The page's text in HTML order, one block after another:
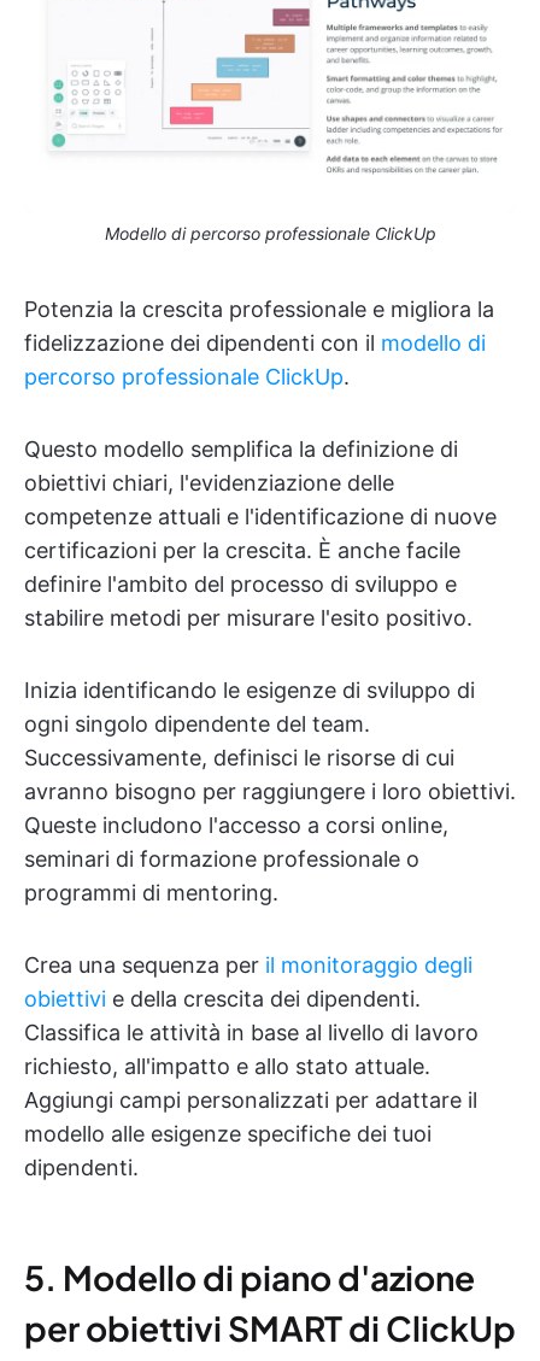
Modello di percorso professionale ClickUp
Potenzia la crescita professionale e migliora la
fidelizzazione dei dipendenti con il modello di
percorso professionale ClickUp.
Questo modello semplifica la definizione di
obiettivi chiari, l'evidenziazione delle
competenze attuali e l'identificazione di nuove
certificazioni per la crescita. È anche facile
definire l'ambito del processo di sviluppo e
stabilire metodi per misurare l'esito positivo.
Inizia identificando le esigenze di sviluppo di
ogni singolo dipendente del team.
Successivamente, definisci le risorse di cui
avranno bisogno per raggiungere i loro obiettivi.
Queste includono l'accesso a corsi online,
seminari di formazione professionale o
programmi di mentoring.
Crea una sequenza per il monitoraggio degli
obiettivi e della crescita dei dipendenti.
Classifica le attività in base al livello di lavoro
richiesto, all'impatto e allo stato attuale.
Aggiungi campi personalizzati per adattare il
modello alle esigenze specifiche dei tuoi
dipendenti.
5. Modello di piano d'azione
per obiettivi SMART di ClickUp